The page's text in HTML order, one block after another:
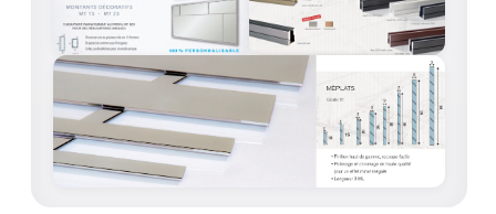
FIXATION GARDES CORPS
SYSTÈMES PIVOTANTS
SYSTÈMES COULISSANTS
LE CATALOGUE ACCESSOIRES
(STROMBINOSCOPE)